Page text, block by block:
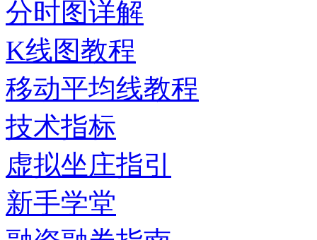
分时图详解
K线图教程
移动平均线教程
技术指标
虚拟坐庄指引
新手学堂